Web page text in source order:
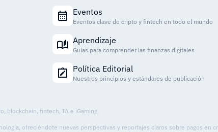
Eventos
Eventos clave de cripto y fintech en todo el mundo
Aprendizaje
Guías para comprender las finanzas digitales
Política Editorial
Nuestros principios y estándares de publicación
blockchain, fintech, IA e iGaming.
ofreciéndote nuevas perspectivas y reportajes claros sobre pagos en